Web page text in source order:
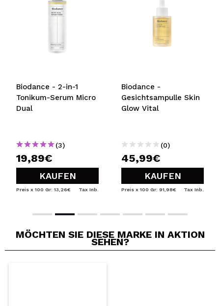
REGISTRIEREN
Durch die Erstellung eines Kontos bei Maquillalia.de
können Sie Ihre Einkäufe schnell tätigen, den Status Ihrer
Bestellungen überprüfen und Ihre bisherigen Vorgänge
BENUTZERKONTO ERSTELLEN
Biodance - 2-in-1
Tonikum-Serum Micro
Dual
(3)
19,89€
KAUFEN
Preis x 100 Gr: 13,26€ Tax Inb.
Biodance -
Gesichtsampulle Skin
Glow Vital
(0)
45,99€
KAUFEN
Preis x 100 Gr: 91,98€ Tax Inb.
MÖCHTEN SIE DIESE MARKE IN AKTION
SEHEN?